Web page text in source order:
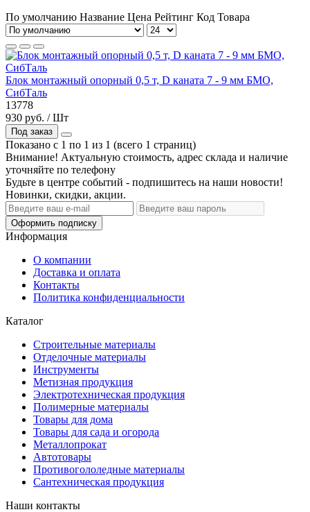
По умолчанию Название Цена Рейтинг Код Товара
Блок монтажный опорный 0,5 т, D каната 7 - 9 мм БМО,
СибТаль
13778
930 руб. / Шт
Под заказ
Показано с 1 по 1 из 1 (всего 1 страниц)
Внимание! Актуальную стоимость, адрес склада и наличие
уточняйте по телефону
Будьте в центре событий - подпишитесь на наши новости!
Новинки, скидки, акции.
Оформить подписку
Информация
О компании
Доставка и оплата
Контакты
Политика конфиденциальности
Каталог
Строительные материалы
Отделочные материалы
Инструменты
Метизная продукция
Электротехническая продукция
Полимерные материалы
Товары для дома
Товары для сада и огорода
Металлопрокат
Автотовары
Противогололедные материалы
Сантехническая продукция
Наши контакты